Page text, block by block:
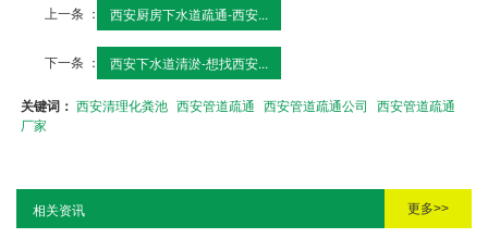
上一条 ： 西安厨房下水道疏通-西安...
下一条 ： 西安下水道清淤-想找西安...
关键词：西安清理化粪池 西安管道疏通 西安管道疏通公司
西安管道疏通
厂家
相关资讯 更多>>